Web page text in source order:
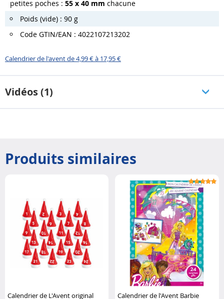
petites poches : 55 x 40 mm chacune
Poids (vide) : 90 g
Code GTIN/EAN : 4022107213202
Calendrier de l'avent de 4,99 € à 17,95 €
Vidéos (1)
Produits similaires
Calendrier de L'Avent original
Calendrier de l'Avent Barbie